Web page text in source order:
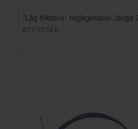
"Låg friktions" reglagekabel, längd
837,90 SEK